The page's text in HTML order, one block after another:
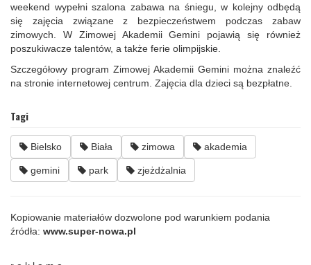
weekend wypełni szalona zabawa na śniegu, w kolejny odbędą
się zajęcia związane z bezpieczeństwem podczas zabaw
zimowych. W Zimowej Akademii Gemini pojawią się również
poszukiwacze talentów, a także ferie olimpijskie.
Szczegółowy program Zimowej Akademii Gemini można znaleźć
na stronie internetowej centrum. Zajęcia dla dzieci są bezpłatne.
Tagi
Bielsko Biała zimowa akademia
gemini park zjeżdżalnia
Kopiowanie materiałów dozwolone pod warunkiem podania
źródła: www.super-nowa.pl